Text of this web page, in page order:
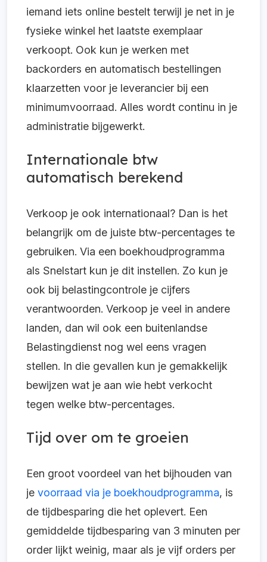
iemand iets online bestelt terwijl je net in je
fysieke winkel het laatste exemplaar
verkoopt. Ook kun je werken met
backorders en automatisch bestellingen
klaarzetten voor je leverancier bij een
minimumvoorraad. Alles wordt continu in je
administratie bijgewerkt.
Internationale btw
automatisch berekend
Verkoop je ook internationaal? Dan is het
belangrijk om de juiste btw-percentages te
gebruiken. Via een boekhoudprogramma
als Snelstart kun je dit instellen. Zo kun je
ook bij belastingcontrole je cijfers
verantwoorden. Verkoop je veel in andere
landen, dan wil ook een buitenlandse
Belastingdienst nog wel eens vragen
stellen. In die gevallen kun je gemakkelijk
bewijzen wat je aan wie hebt verkocht
tegen welke btw-percentages.
Tijd over om te groeien
Een groot voordeel van het bijhouden van
je voorraad via je boekhoudprogramma, is
de tijdbesparing die het oplevert. Een
gemiddelde tijdbesparing van 3 minuten per
order lijkt weinig, maar als je vijf orders per